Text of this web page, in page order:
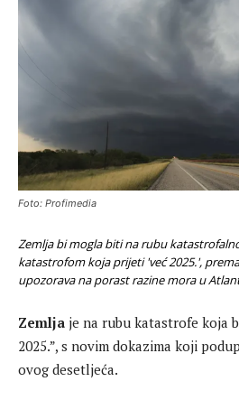
Foto: Profimedia
Zemlja bi mogla biti na rubu
katastrofom koja prijeti 'već 2025.',
upozorava na porast razine mora u
Zemlja je na rubu katastrofe koja
2025.”, s novim dokazima koji
ovog desetljeća.